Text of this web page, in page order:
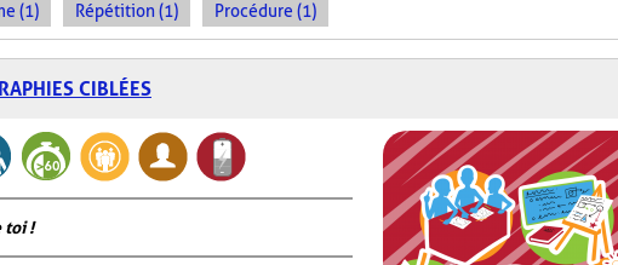
(1) Répétition (1) Procédure (1)
CIBLÉES
toi !